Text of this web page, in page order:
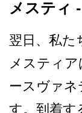
メスティ
翌日、私た
メスティ
ースヴァ
す。到着す­